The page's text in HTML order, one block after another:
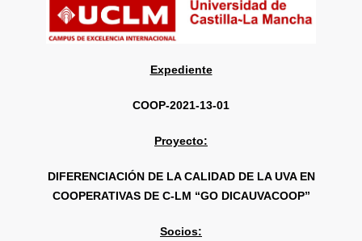
Expediente
COOP-2021-13-01
Proyecto:
DIFERENCIACIÓN DE LA CALIDAD DE LA UVA EN
COOPERATIVAS DE C-LM “GO DICAUVACOOP”
Socios: